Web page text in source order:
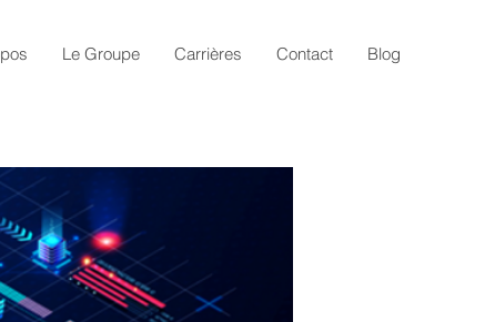
Le Groupe Carrières Contact Blog